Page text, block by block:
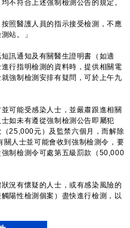
不符合上述強制檢測公告的規定。
醫護人員的指示接受檢測，不應
站。」
通知及有關醫生證明書（如適
行指明檢測的資料時，提供相關電
強制檢測安排有疑問，可於上午九
能受感染人士，並嚴肅跟進相關
如未有遵從強制檢測公告即屬犯
25,000元）及監禁六個月，而解除
人士並可能會收到強制檢測令，要
制檢測令可處第五級罰款（50,000
有懷疑的人士，或有感染風險的
陽性檢測個案）盡快進行檢測，以